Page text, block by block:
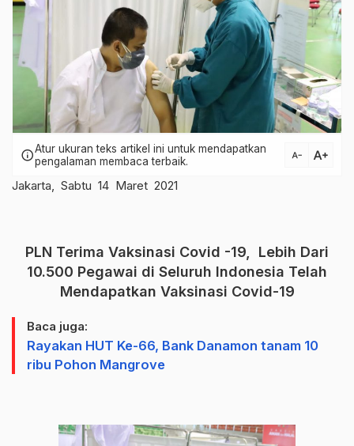
infoAtur ukuran teks artikel ini untuk mendapatkan
pengalaman membaca terbaik.
text_decrease text_increase
Jakarta, Sabtu 14 Maret 2021
PLN Terima Vaksinasi Covid -19, Lebih Dari
10.500 Pegawai di Seluruh Indonesia Telah
Mendapatkan Vaksinasi Covid-19
Baca juga:
Rayakan HUT Ke-66, Bank Danamon tanam 10
ribu Pohon Mangrove